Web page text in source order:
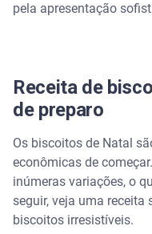
pela apresentação
Receita de
de preparo
Os biscoitos de Natal
econômicas de
inúmeras variações, o
seguir, veja uma receita
biscoitos irresistíveis.